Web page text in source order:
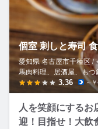
個室 刺しと寿司
愛知県 名古屋市千種区 /
馬肉料理、居酒屋、もつ
3.36 ～
人を笑顔にするお
迎！目指せ！大飲